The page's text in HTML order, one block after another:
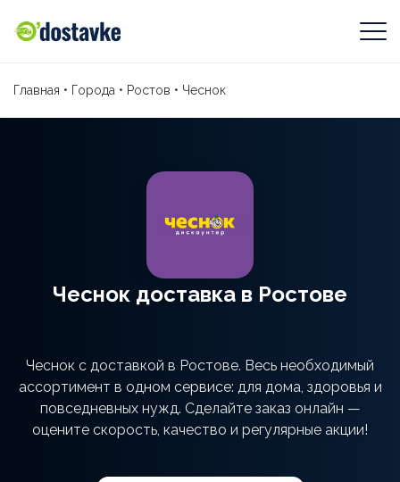
Главная • Города • Ростов • Чеснок
Чеснок доставка в Ростове
Чеснок с доставкой в Ростове. Весь необходимый
ассортимент в одном сервисе: для дома, здоровья и
повседневных нужд. Сделайте заказ онлайн —
оцените скорость, качество и регулярные акции!